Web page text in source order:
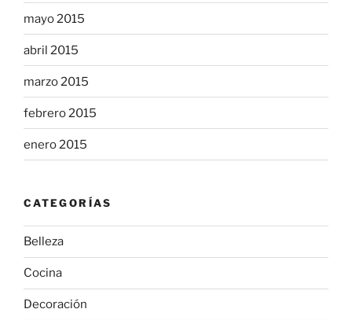
mayo 2015
abril 2015
marzo 2015
febrero 2015
enero 2015
CATEGORÍAS
Belleza
Cocina
Decoración